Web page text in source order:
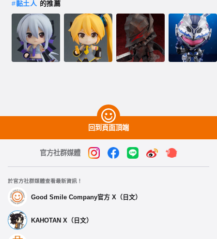
#黏土人 的推薦
回到頁面頂端
官方社群媒體
於官方社群媒體查看最新資訊！
Good Smile Company官方 X（日文）
KAHOTAN X（日文）